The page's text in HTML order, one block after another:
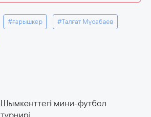
#ғарышкер #Талғат Мұсабаев
Шымкенттегі мини-футбол